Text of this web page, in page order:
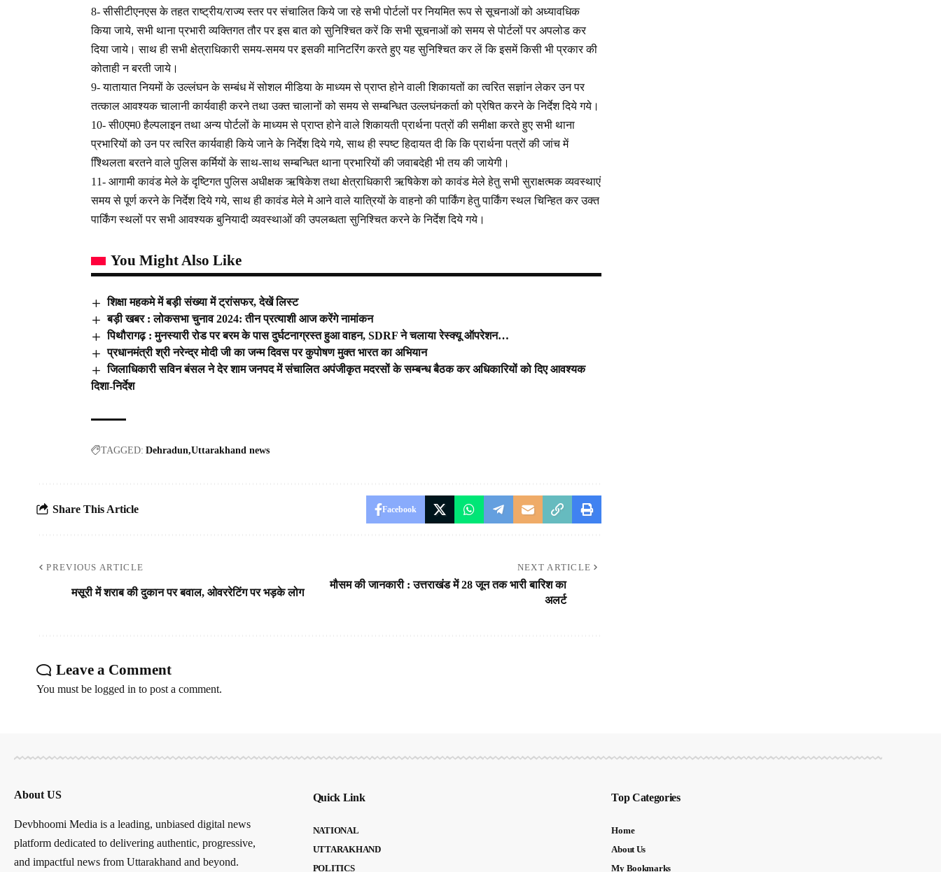
8- सीसीटीएनएस के तहत राष्ट्रीय/राज्य स्तर पर संचालित किये जा रहे सभी पोर्टलों पर नियमित रूप से सूचनाओं को अध्यावधिक
किया जाये, सभी थाना प्रभारी व्यक्तिगत तौर पर इस बात को सुनिश्चित करें कि सभी सूचनाओं को समय से पोर्टलों पर अपलोड कर
दिया जाये। साथ ही सभी क्षेत्राधिकारी समय-समय पर इसकी मानिटरिंग करते हुए यह सुनिश्चित कर लें कि इसमें किसी भी प्रकार की
कोताही न बरती जाये।
9- यातायात नियमों के उल्लंघन के सम्बंध में सोशल मीडिया के माध्यम से प्राप्त होने वाली शिकायतों का त्वरित सज्ञांन लेकर उन पर
तत्काल आवश्यक चालानी कार्यवाही करने तथा उक्त चालानों को समय से सम्बन्धित उल्लघंनकर्ता को प्रेषित करने के निर्देश दिये गये।
10- सी0एम0 हैल्पलाइन तथा अन्य पोर्टलों के माध्यम से प्राप्त होने वाले शिकायती प्रार्थना पत्रों की समीक्षा करते हुए सभी थाना
प्रभारियों को उन पर त्वरित कार्यवाही किये जाने के निर्देश दिये गये, साथ ही स्पष्ट हिदायत दी कि कि प्रार्थना पत्रों की जांच में
श्थििलता बरतने वाले पुलिस कर्मियों के साथ-साथ सम्बन्धित थाना प्रभारियों की जवाबदेही भी तय की जायेगी।
11- आगामी कावंड मेले के दृष्टिगत पुलिस अधीक्षक ऋषिकेश तथा क्षेत्राधिकारी ऋषिकेश को कावंड मेले हेतु सभी सुराक्षत्मक व्यवस्थाएं
समय से पूर्ण करने के निर्देश दिये गये, साथ ही कावंड मेले मे आने वाले यात्रियों के वाहनो की पार्किंग हेतु पार्किंग स्थल चिन्हित कर उक्त
पार्किंग स्थलों पर सभी आवश्यक बुनियादी व्यवस्थाओं की उपलब्धता सुनिश्चित करने के निर्देश दिये गये।
You Might Also Like
शिक्षा महकमे में बड़ी संख्या में ट्रांसफर, देखें लिस्ट
बड़ी खबर : लोकसभा चुनाव 2024: तीन प्रत्याशी आज करेंगे नामांकन
पिथौरागढ़ : मुनस्यारी रोड पर बरम के पास दुर्घटनाग्रस्त हुआ वाहन, SDRF ने चलाया रेस्क्यू ऑपरेशन…
प्रधानमंत्री श्री नरेन्द्र मोदी जी का जन्म दिवस पर कुपोषण मुक्त भारत का अभियान
जिलाधिकारी सविन बंसल ने देर शाम जनपद में संचालित अपंजीकृत मदरसों के सम्बन्ध बैठक कर अधिकारियों को दिए आवश्यक
दिशा-निर्देश
TAGGED: Dehradun Uttarakhand news
Share This Article Facebook
PREVIOUS ARTICLE
मसूरी में शराब की दुकान पर बवाल, ओवररेटिंग पर भड़के लोग
NEXT ARTICLE
मौसम की जानकारी : उत्तराखंड में 28 जून तक भारी बारिश का
अलर्ट
Leave a Comment
You must be logged in to post a comment.
About US
Devbhoomi Media is a leading, unbiased digital news
platform dedicated to delivering authentic, progressive,
and impactful news from Uttarakhand and beyond.
Quick Link
NATIONAL
UTTARAKHAND
POLITICS
Top Categories
Home
About Us
My Bookmarks